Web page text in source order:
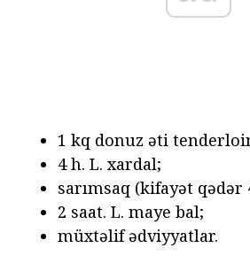
1 kq donuz əti
4 h. L. xardal;
sarımsaq (kifayət qədər
2 saat. L. maye bal;
müxtəlif ədviyyatlar.